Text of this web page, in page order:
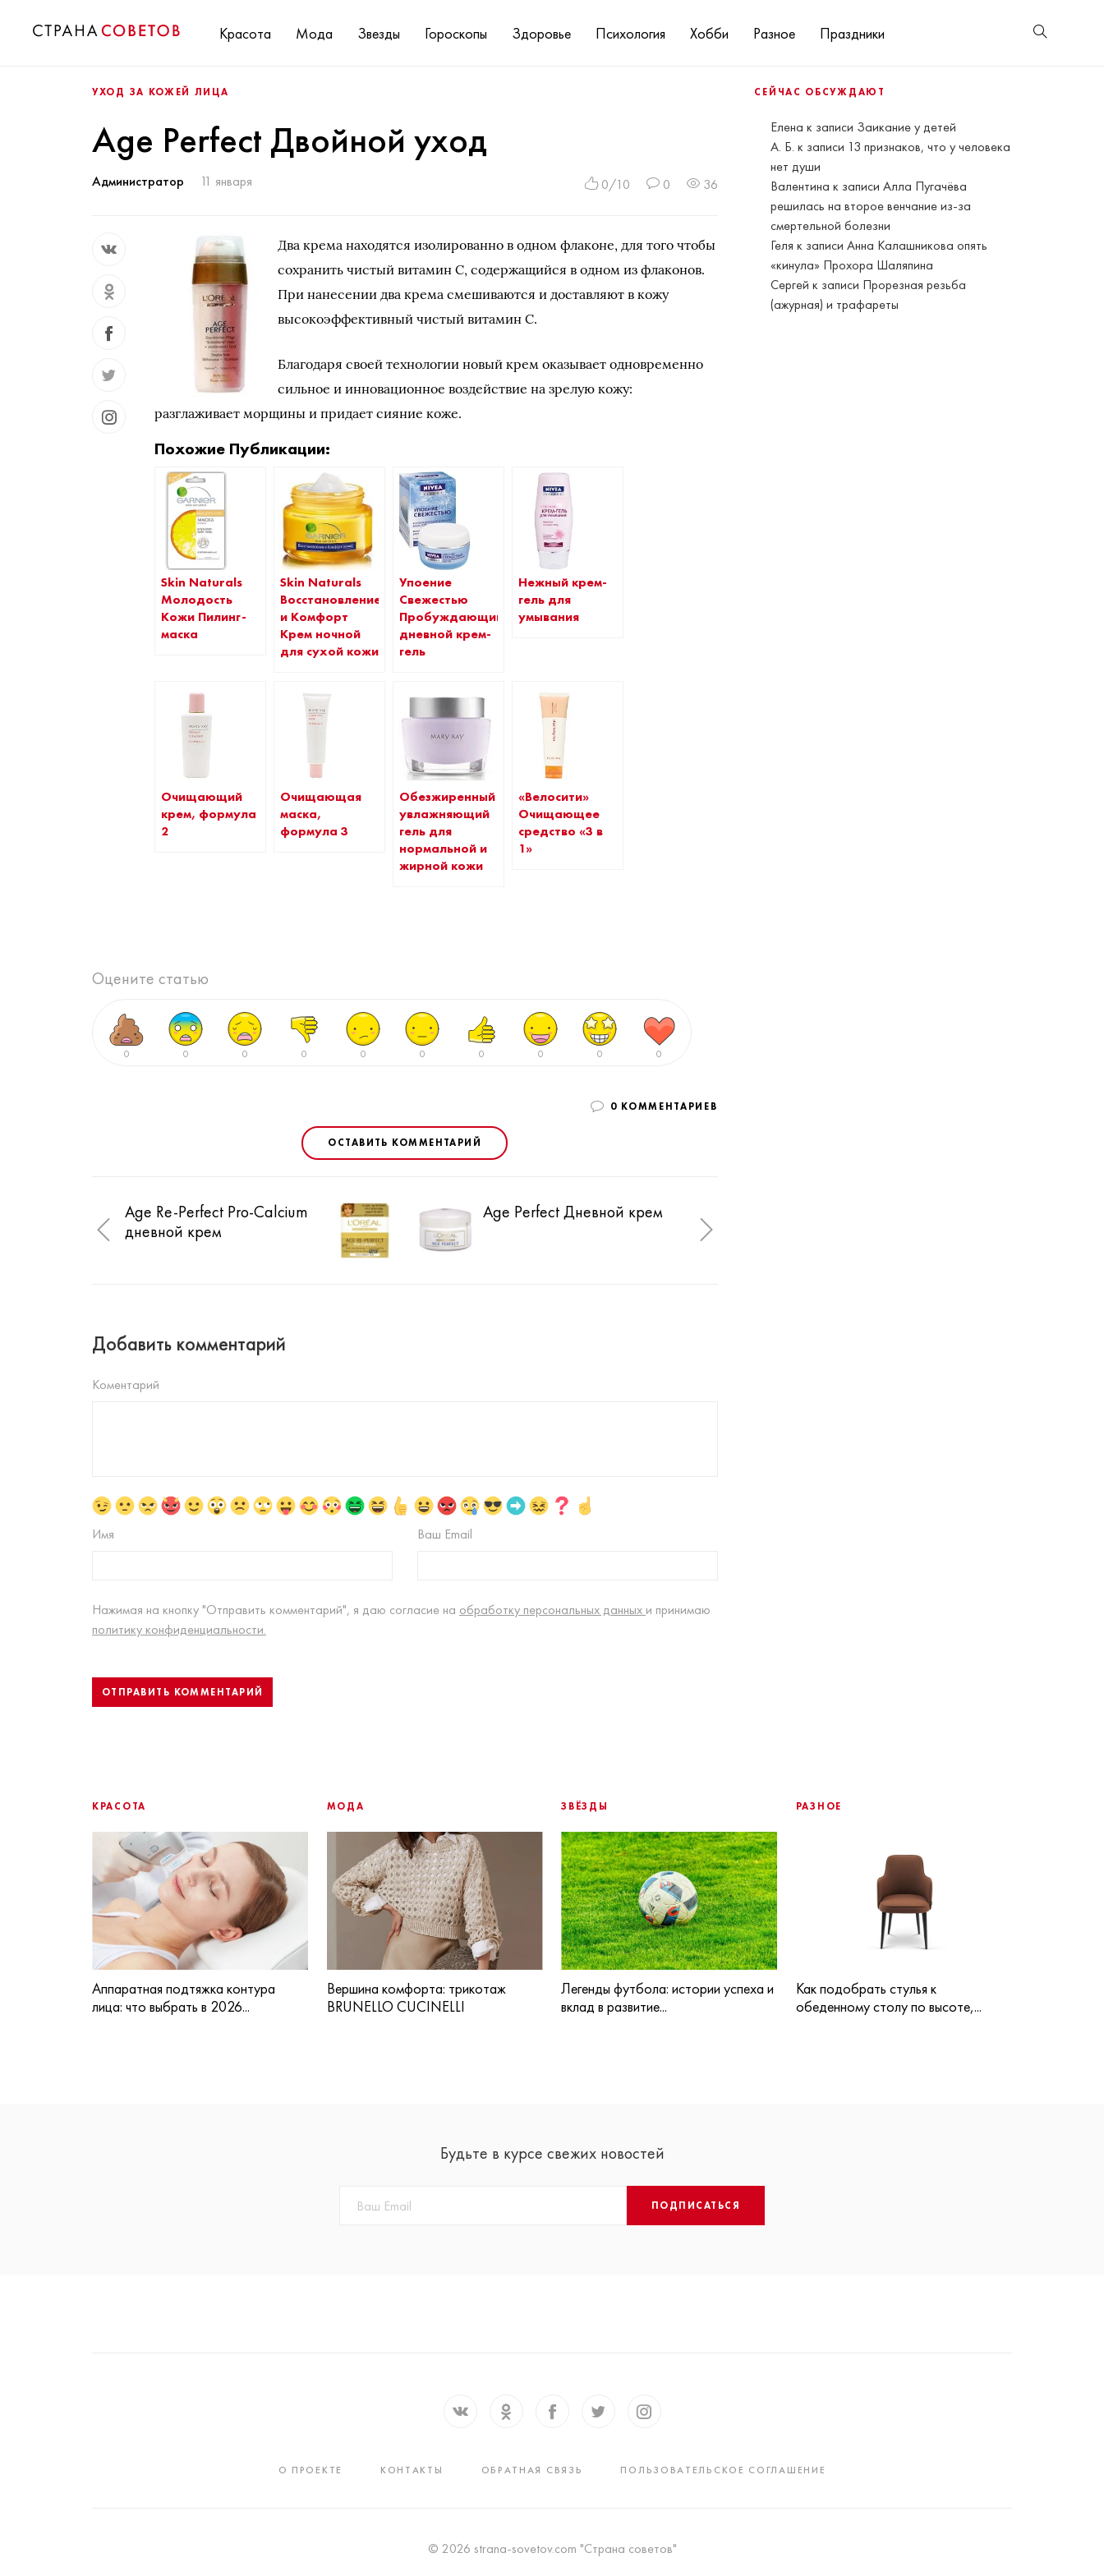
Красота Мода Звезды Гороскопы Здоровье Психология Хобби Разное Праздники
СЕЙЧАС ОБСУЖДАЮТ
Елена к записи Заикание у детей
А. Б. к записи 13 признаков, что у человека
нет души
Валентина к записиАлла Пугачёва
решилась на второе венчание из-за
смертельной болезни
Геля к записиАнна Калашникова опять
«кинула» Прохора Шаляпина
Сергей к записи Прорезная резьба
(ажурная) и трафареты
УХОД ЗА КОЖЕЙ ЛИЦА
Age Perfect Двойной уход
Администратор 11 января 0/10 0 36
Два крема находятся изолированно в одном флаконе, для того чтобы
сохранить чистый витамин С, содержащийся в одном из флаконов.
При нанесении два крема смешиваются и доставляют в кожу
высокоэффективный чистый витамин С.
Благодаря своей технологии новый крем оказывает одновременно
сильное и инновационное воздействие на зрелую кожу:
разглаживает морщины и придает сияние коже.
Похожие Публикации:
Skin Naturals
Молодость
Кожи Пилинг-
маска
Skin Naturals
Восстановление
и Комфорт
Крем ночной
для сухой кожи
Упоение
Свежестью
Пробуждающий
дневной крем-
гель
Нежный крем-
гель для
умывания
Очищающий
крем, формула
2
Очищающая
маска,
формула 3
Обезжиренный
увлажняющий
гель для
нормальной и
жирной кожи
«Велосити»
Очищающее
средство «3 в
1»
Оцените статью
0 0 0 0 0 0 0 0 0 0
0 КОММЕНТАРИЕВ
ОСТАВИТЬ КОММЕНТАРИЙ
Age Re-Perfect Pro-Calcium
дневной крем
Age Perfect Дневной крем
снимающий усталость для
Добавить комментарий
Коментарий
Имя Ваш Email
Нажимая на кнопку "Отправить комментарий", я даю согласие на обработку персональных данных и принимаю
политику конфиденциальности.
КРАСОТА
Аппаратная подтяжка контура
лица: что выбрать в 2026...
МОДА
Вершина комфорта: трикотаж
BRUNELLO CUCINELLI
ЗВЁЗДЫ
Легенды футбола: истории успеха и
вклад в развитие...
РАЗНОЕ
Как подобрать стулья к
обеденному столу по высоте,...
Будьте в курсе свежих новостей
ПОДПИСАТЬСЯ
О ПРОЕКТЕ КОНТАКТЫ ОБРАТНАЯ СВЯЗЬ ПОЛЬЗОВАТЕЛЬСКОЕ СОГЛАШЕНИЕ
© 2026 strana-sovetov.com "Страна советов"